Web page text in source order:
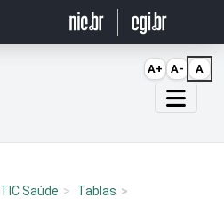
TIC Saúde Tablas
A+ A- A